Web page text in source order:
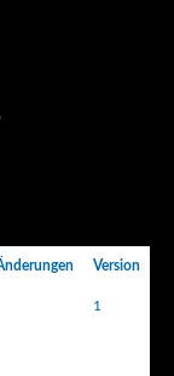
Version
1